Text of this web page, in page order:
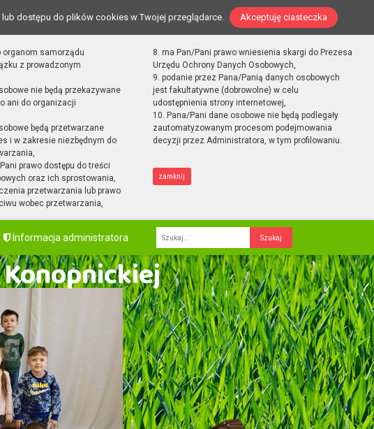
dostępu do plików cookies w Twojej przeglądarce. Akceptuję ciasteczka
organom samorządu
z prowadzonym
nie będą przekazywane
ani do organizacji
będą przetwarzane
i w zakresie niezbędnym do
prawo dostępu do treści
oraz ich sprostowania,
przetwarzania lub prawo
wobec przetwarzania,
8. ma Pan/Pani prawo wniesienia skargi do Prezesa
Urzędu Ochrony Danych Osobowych,
9. podanie przez Pana/Panią danych osobowych
jest fakultatywne (dobrowolne) w celu
udostępnienia strony internetowej,
10. Pana/Pani dane osobowe nie będą podlegały
zautomatyzowanym procesom podejmowania
decyzji przez Administratora, w tym profilowaniu.
zamknij
Informacja administratora
Fraza